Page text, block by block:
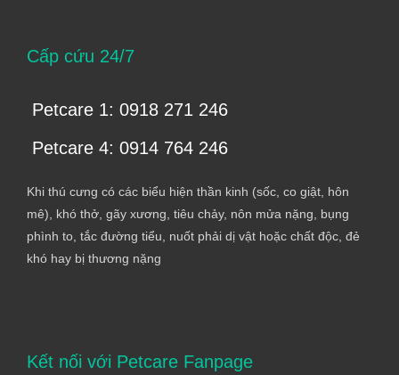
Cấp cứu 24/7
Petcare 1: 0918 271 246
Petcare 4: 0914 764 246
Khi thú cưng có các biểu hiện thần kinh (sốc, co giật, hôn
mê), khó thở, gãy xương, tiêu chảy, nôn mửa nặng, bụng
phình to, tắc đường tiểu, nuốt phải dị vật hoặc chất độc, đẻ
khó hay bị thương nặng
Kết nối với Petcare Fanpage